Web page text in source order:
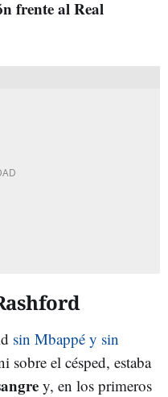
frente al Real
sin Mbappé y sin
sobre el césped, estaba
y, en los primeros